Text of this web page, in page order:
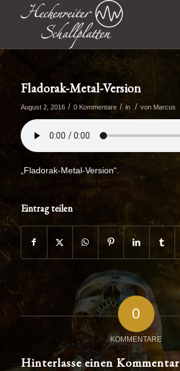
Fladorak-Metal-Version
August 2, 2016 / 0 Kommentare / in / von Marcus
„Fladorak-Metal-Version“.
Eintrag teilen
0
KOMMENTARE
Hinterlasse einen Kommentar